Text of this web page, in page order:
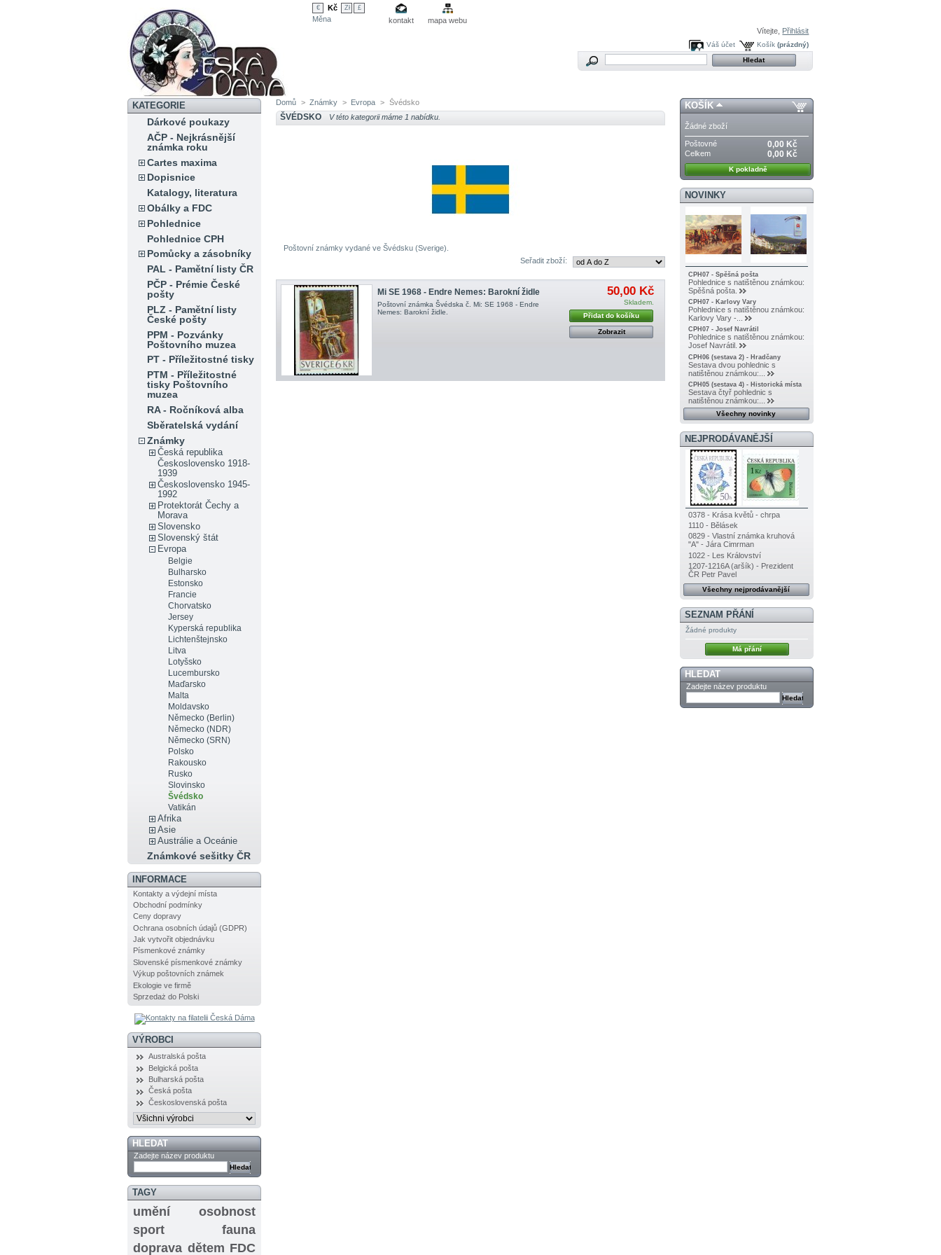
€ Kč Zł £
Měna kontakt
mapa webu
Vítejte,
Přihlásit
Košík (prázdný)
Váš účet
KATEGORIE
Dárkové poukazy
AČP - Nejkrásnější
známka roku
Cartes maxima
Dopisnice
Katalogy, literatura
Obálky a FDC
Pohlednice
Pohlednice CPH
Pomůcky a zásobníky
PAL - Pamětní listy ČR
PČP - Prémie České
pošty
PLZ - Pamětní listy
České pošty
PPM - Pozvánky
Poštovního muzea
PT - Příležitostné tisky
PTM - Příležitostné
tisky Poštovního
muzea
RA - Ročníková alba
Sběratelská vydání
Známky
Česká republika
Československo 1918-
1939
Československo 1945-
1992
Protektorát Čechy a
Morava
Slovensko
Slovenský štát
Evropa
Belgie
Bulharsko
Estonsko
Francie
Chorvatsko
Jersey
Kyperská republika
Lichtenštejnsko
Litva
Lotyšsko
Lucembursko
Maďarsko
Malta
Moldavsko
Německo (Berlin)
Německo (NDR)
Německo (SRN)
Polsko
Rakousko
Rusko
Slovinsko
Švédsko
Vatikán
Afrika
Asie
Austrálie a Oceánie
Známkové sešitky ČR
INFORMACE
Kontakty a výdejní místa
Obchodní podmínky
Ceny dopravy
Ochrana osobních údajů (GDPR)
Jak vytvořit objednávku
Písmenkové známky
Slovenské písmenkové známky
Výkup poštovních známek
Ekologie ve firmě
Sprzedaż do Polski
VÝROBCI
Australská pošta
Belgická pošta
Bulharská pošta
Česká pošta
Československá pošta
HLEDAT
Zadejte název produktu
TAGY
umění
osobnost
sport
fauna
doprava dětem FDC
Domů > Známky > Evropa > Švédsko
ŠVÉDSKO V této kategorii máme 1 nabídku.
Poštovní známky vydané ve Švédsku (Sverige).
Seřadit zboží:
Mi SE 1968 - Endre Nemes: Barokní židle
Poštovní známka Švédska č. Mi: SE 1968 - Endre
Nemes: Barokní židle .
50,00 Kč
Skladem.
Přidat do košíku
Zobrazit
KOŠÍK
Žádné zboží
Poštovné 0,00 Kč
Celkem 0,00 Kč
K pokladně
NOVINKY
CPH07 - Spěšná pošta
Pohlednice s natištěnou známkou:
Spěšná pošta.
CPH07 - Karlovy Vary
Pohlednice s natištěnou známkou:
Karlovy Vary -...
CPH07 - Josef Navrátil
Pohlednice s natištěnou známkou:
Josef Navrátil.
CPH06 (sestava 2) - Hradčany
Sestava dvou pohlednic s
natištěnou známkou:...
CPH05 (sestava 4) - Historická místa
Sestava čtyř pohlednic s
natištěnou známkou:...
Všechny novinky
NEJPRODÁVANĚJŠÍ
0378 - Krása květů - chrpa
1110 - Bělásek
0829 - Vlastní známka kruhová
"A" - Jára Cimrman
1022 - Les Království
1207-1216A (aršík) - Prezident
ČR Petr Pavel
Všechny nejprodávanější
SEZNAM PŘÁNÍ
Žádné produkty
Má přání
HLEDAT
Zadejte název produktu